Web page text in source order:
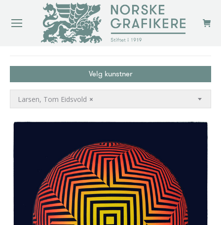
Velg kunstner
×
Larsen, Tom Eidsvold